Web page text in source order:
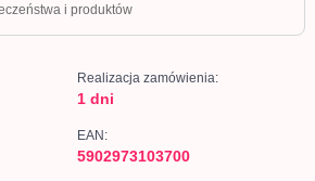
i produktów
Realizacja zamówienia:
1 dni
EAN:
5902973103700